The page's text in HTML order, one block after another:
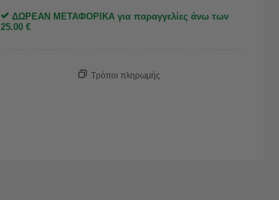
ΔΩΡΕΑΝ ΜΕΤΑΦΟΡΙΚΑ για παραγγελίες άνω των
25.00 €
Τρόποι πληρωμής